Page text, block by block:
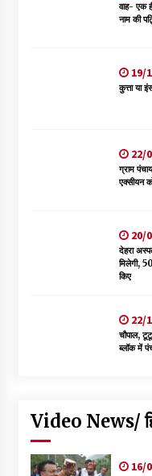
वाह- एक
नाम की
19/
कुत्ता या
22/
ग्राम
एक्सीयन
20/
देहरा
मिलेगी,
किए
22/
चौपाल,
ब्लॉक में
Video News/
16/